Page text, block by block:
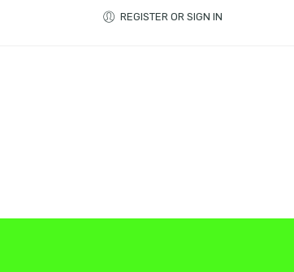
REGISTER OR SIGN IN